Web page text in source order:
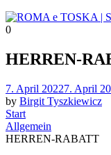
0
HERREN-
Posted
on
7. April 20227. April
by Birgit Tyszkiewicz
Start
Allgemein
HERREN-RABATT